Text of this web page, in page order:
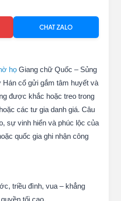
CHAT ZALO
họ Giang chữ Quốc – Sủng
Hán cổ gửi gắm tâm huyết và
được khắc hoặc treo trong
hoặc các tư gia danh giá. Câu
sự vinh hiển và phúc lộc của
quốc gia ghi nhận công
triều đình, vua – khẳng
tối cao.